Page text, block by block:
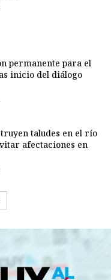
permanente para el
inicio del diálogo
taludes en el río
afectaciones en